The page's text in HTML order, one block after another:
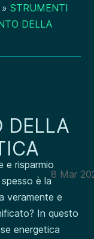
»STRUMENTI
DELLA
DELLA
8 Mar
e risparmio
è la
veramente e
In questo
energetica